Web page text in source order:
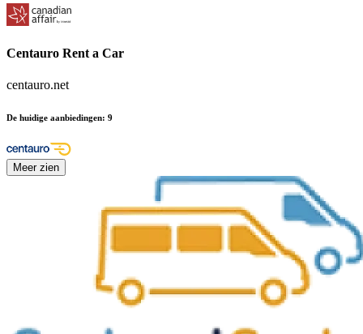
Centauro Rent a Car
centauro.net
De huidige aanbiedingen: 9
Meer zien